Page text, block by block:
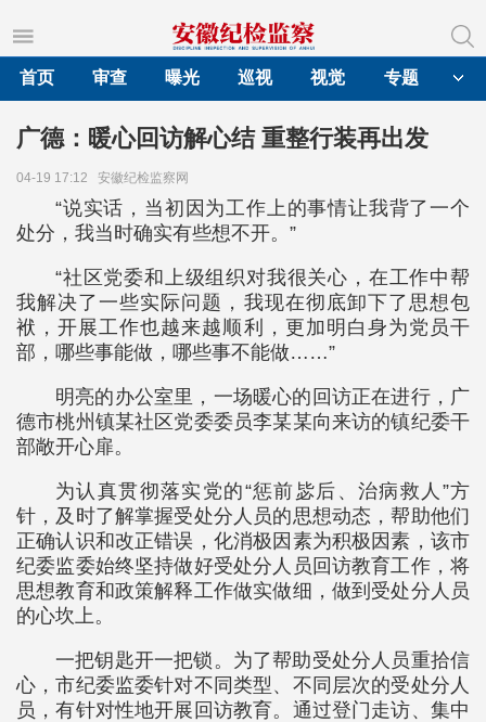
首页
审查 曝光 巡视 视觉 专题
广德：暖心回访解心结 重整行装再出发
04-19 17:12 安徽纪检监察网
“说实话，当初因为工作上的事情让我背了一个
处分，我当时确实有些想不开。”
“社区党委和上级组织对我很关心，在工作中帮
我解决了一些实际问题，我现在彻底卸下了思想包
袱，开展工作也越来越顺利，更加明白身为党员干
部，哪些事能做，哪些事不能做……”
明亮的办公室里，一场暖心的回访正在进行，广
德市桃州镇某社区党委委员李某某向来访的镇纪委干
部敞开心扉。
为认真贯彻落实党的“惩前毖后、治病救人”方
针，及时了解掌握受处分人员的思想动态，帮助他们
正确认识和改正错误，化消极因素为积极因素，该市
纪委监委始终坚持做好受处分人员回访教育工作，将
思想教育和政策解释工作做实做细，做到受处分人员
的心坎上。
一把钥匙开一把锁。为了帮助受处分人员重拾信
心，市纪委监委针对不同类型、不同层次的受处分人
员，有针对性地开展回访教育。通过登门走访、集中